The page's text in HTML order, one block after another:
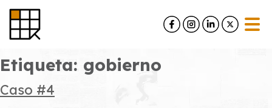
content
Etiqueta: gobierno
Caso #4